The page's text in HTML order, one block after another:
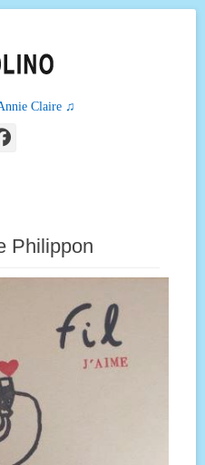
Claire ♫
Facebook
Philippon